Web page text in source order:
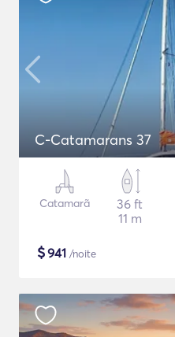
C-Catamarans 37
Catamarã
36 ft
11 m
$941 /noite